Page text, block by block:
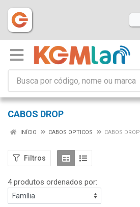
CABOS DROP
INÍCIO CABOS OPTICOS CABOS DROP
Filtros
4 produtos ordenados por: